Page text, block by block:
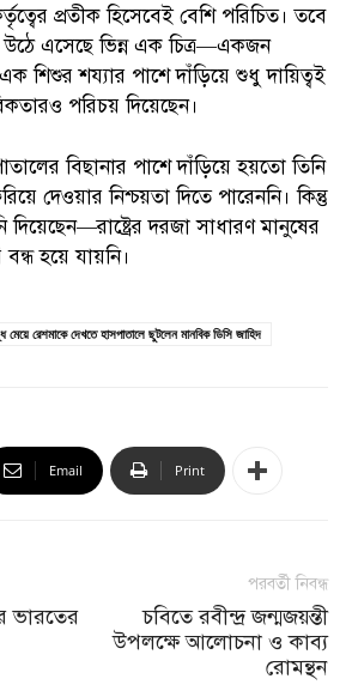
প্রতীক হিসেবেই বেশি পরিচিত। তবে
উঠে এসেছে ভিন্ন এক চিত্র—একজন
শিশুর শয্যার পাশে দাঁড়িয়ে শুধু দায়িত্বই
পরিচয় দিয়েছেন।
বিছানার পাশে দাঁড়িয়ে হয়তো তিনি
দেওয়ার নিশ্চয়তা দিতে পারেননি। কিন্তু
দিয়েছেন—রাষ্ট্রের দরজা সাধারণ মানুষের
হয়ে যায়নি।
মেয়ে রেশমাকে দেখতে হাসপাতালে ছুটলেন মানবিক ডিসি জাহিদ
Email Print
ভারতের
পরবর্তী নিবন্ধ
চবিতে রবীন্দ্র জন্মজয়ন্তী
উপলক্ষে আলোচনা ও কাব্য
রোমন্থন